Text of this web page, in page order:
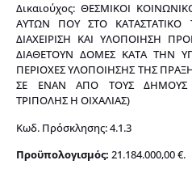
Δικαιούχος: ΘΕΣΜΙΚΟΙ
ΑΥΤΩΝ ΠΟΥ ΣΤΟ
ΔΙΑΧΕΙΡΙΣΗ ΚΑΙ ΥΛΟΠΟΙΗΣΗ
ΔΙΑΘΕΤΟΥΝ ΔΟΜΕΣ ΚΑΤΑ ΤΗΝ
ΠΕΡΙΟΧΕΣ ΥΛΟΠΟΙΗΣΗΣ ΤΗΣ
ΣΕ ΕΝΑΝ ΑΠΟ ΤΟΥΣ ΔΗΜΟΥΣ
ΤΡΙΠΟΛΗΣ Η ΟΙΧΑΛΙΑΣ)
Κωδ. Πρόσκλησης: 4.1.3
Προϋπολογισμός: 21.184.000,00 €.